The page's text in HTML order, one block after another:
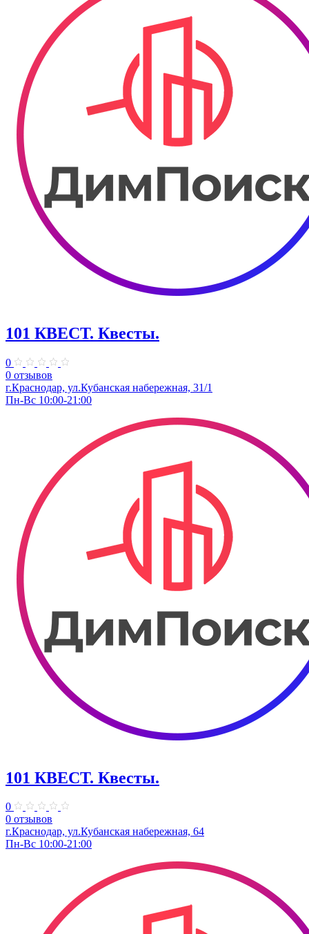
101 КВЕСТ. Квесты.
0
0 отзывов
​г.Краснодар, ул.Кубанская набережная, 31/1
Пн-Вс 10:00-21:00
101 КВЕСТ. Квесты.
0
0 отзывов
г.Краснодар, ул.Кубанская набережная, 64
Пн-Вс 10:00-21:00